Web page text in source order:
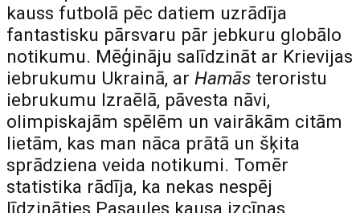
kauss futbolā pēc datiem uzrādīja
fantastisku pārsvaru pār jebkuru globālo
notikumu. Mēģināju salīdzināt ar Krievijas
iebrukumu Ukrainā, arHamās teroristu
iebrukumu Izraēlā, pāvesta nāvi,
olimpiskajām spēlēm un vairākām citām
lietām, kas man nāca prātā un šķita
sprādziena veida notikumi. Tomēr
statistika rādīja, ka nekas nespēj
līdzināties Pasaules kausa izcīņas